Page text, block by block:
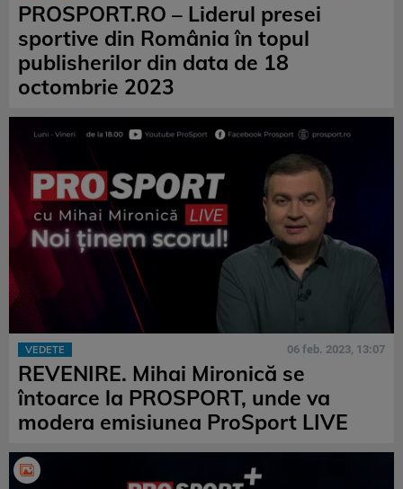
PROSPORT.RO – Liderul presei
sportive din România în topul
publisherilor din data de 18
octombrie 2023
VEDETE 06 feb. 2023, 13:07
REVENIRE. Mihai Mironică se
întoarce la PROSPORT, unde va
modera emisiunea ProSport LIVE